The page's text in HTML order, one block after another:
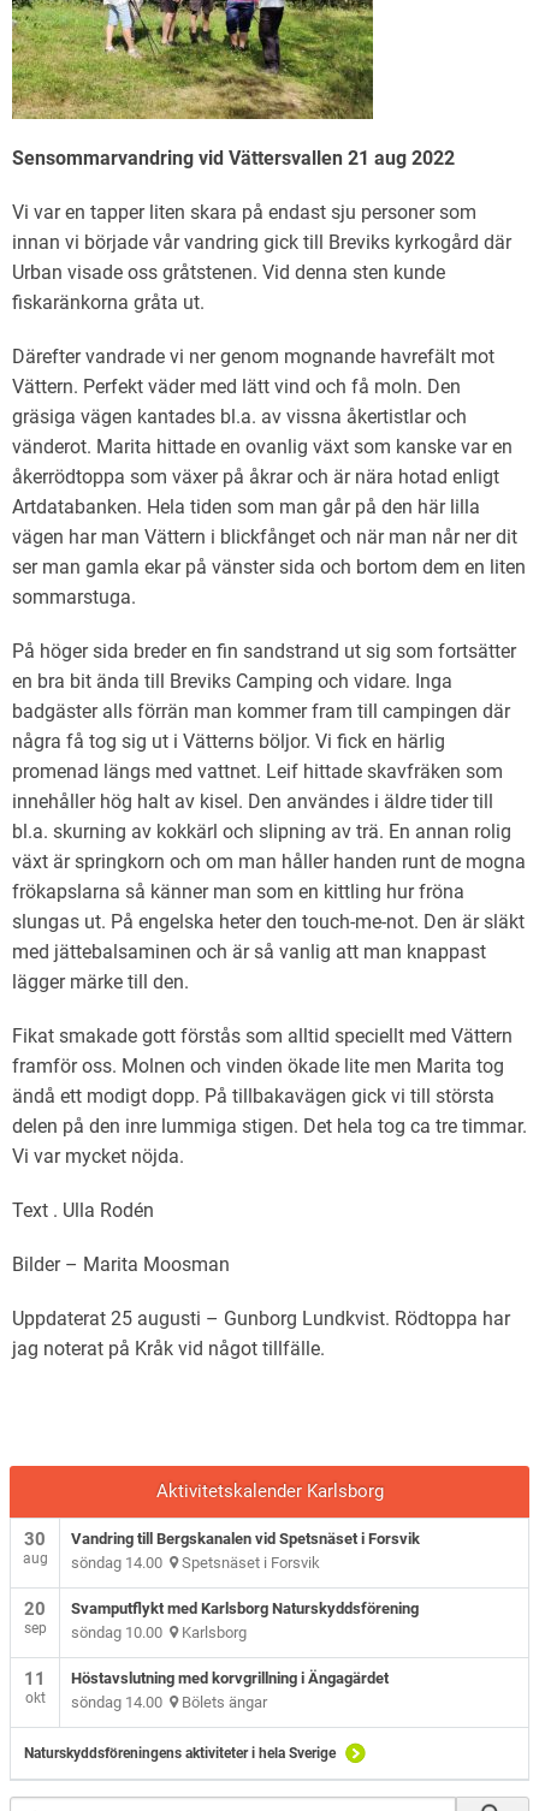
Sensommarvandring vid Vättersvallen 21 aug 2022
Vi var en tapper liten skara på endast sju personer som
innan vi började vår vandring gick till Breviks kyrkogård där
Urban visade oss gråtstenen. Vid denna sten kunde
fiskaränkorna gråta ut.
Därefter vandrade vi ner genom mognande havrefält mot
Vättern. Perfekt väder med lätt vind och få moln. Den
gräsiga vägen kantades bl.a. av vissna åkertistlar och
vänderot. Marita hittade en ovanlig växt som kanske var en
åkerrödtoppa som växer på åkrar och är nära hotad enligt
Artdatabanken. Hela tiden som man går på den här lilla
vägen har man Vättern i blickfånget och när man når ner dit
ser man gamla ekar på vänster sida och bortom dem en liten
sommarstuga.
På höger sida breder en fin sandstrand ut sig som fortsätter
en bra bit ända till Breviks Camping och vidare. Inga
badgäster alls förrän man kommer fram till campingen där
några få tog sig ut i Vätterns böljor. Vi fick en härlig
promenad längs med vattnet. Leif hittade skavfräken som
innehåller hög halt av kisel. Den användes i äldre tider till
bl.a. skurning av kokkärl och slipning av trä. En annan rolig
växt är springkorn och om man håller handen runt de mogna
frökapslarna så känner man som en kittling hur fröna
slungas ut. På engelska heter den touch-me-not. Den är släkt
med jättebalsaminen och är så vanlig att man knappast
lägger märke till den.
Fikat smakade gott förstås som alltid speciellt med Vättern
framför oss. Molnen och vinden ökade lite men Marita tog
ändå ett modigt dopp. På tillbakavägen gick vi till största
delen på den inre lummiga stigen. Det hela tog ca tre timmar.
Vi var mycket nöjda.
Text . Ulla Rodén
Bilder – Marita Moosman
Uppdaterat 25 augusti – Gunborg Lundkvist. Rödtoppa har
jag noterat på Kråk vid något tillfälle.
Aktivitetskalender Karlsborg
30
aug
Vandring till Bergskanalen vid Spetsnäset i Forsvik
söndag 14.00 Spetsnäset i Forsvik
20
sep
Svamputflykt med Karlsborg Naturskyddsförening
söndag 10.00 Karlsborg
11
okt
Höstavslutning med korvgrillning i Ängagärdet
söndag 14.00 Bölets ängar
Naturskyddsföreningens aktiviteter i hela Sverige